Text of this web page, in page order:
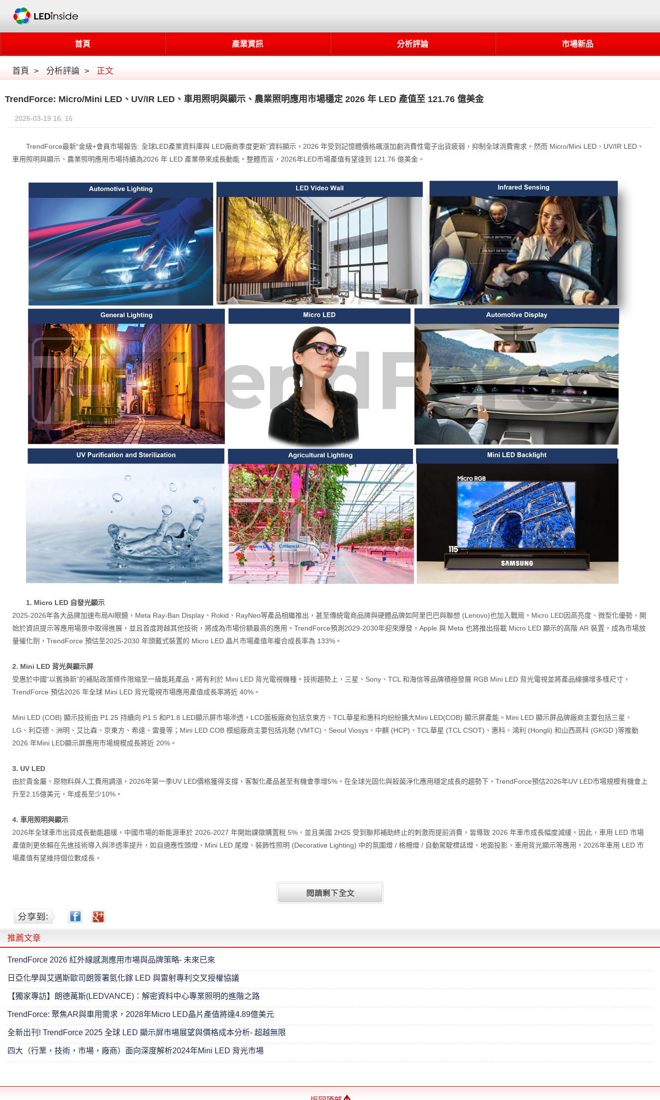
市場新品
分析評論
產業資訊
首頁
首頁 > 分析評論 > 正文
TrendForce: Micro/Mini LED、UV/IR LED、車用照明與顯示、農業照明應用市場穩定 2026 年 LED 產值至 121.76 億美金
2026-03-19 16: 16
TrendForce最新“金級+會員市場報告: 全球LED產業資料庫與 LED廠商季度更新”資料顯示，2026 年受到記憶體價格飆漲加劇消費性電子出貨疲弱，抑制全球消費需求。然而 Micro/Mini LED、UV/IR LED、
車用照明與顯示、農業照明應用市場持續為2026 年 LED 產業帶來成長動能。整體而言，2026年LED市場產值有望達到 121.76 億美金。
1. Micro LED 自發光顯示
2025-2026年各大品牌加速布局AI眼鏡，Meta Ray-Ban Display、Rokid、RayNeo等產品相繼推出，甚至傳統電商品牌與硬體品牌如阿里巴巴與聯想 (Lenovo)也加入戰局。Micro LED因高亮度、微型化優勢，開
始於資訊提示等應用場景中取得進展，並且首度跨越其他技術，將成為市場份額最高的應用。TrendForce預測2029-2030年迎來爆發，Apple 與 Meta 也將推出搭載 Micro LED 顯示的高階 AR 裝置，成為市場放
量催化劑，TrendForce 預估至2025-2030 年頭戴式裝置的 Micro LED 晶片市場產值年複合成長率為 133%。
2. Mini LED 背光與顯示屏
受惠於中國“以舊換新”的補貼政策條件限縮至一級能耗產品，將有利於 Mini LED 背光電視機種。技術趨勢上，三星、Sony、TCL 和海信等品牌積極發展 RGB Mini LED 背光電視並將產品線擴增多樣尺寸，
TrendForce 預估2026 年全球 Mini LED 背光電視市場應用產值成長率將近 40%。
Mini LED (COB) 顯示技術由 P1.25 持續向 P1.5 和P1.8 LED顯示屏市場滲透，LCD面板廠商包括京東方、TCL華星和惠科均紛紛擴大Mini LED(COB) 顯示屏產能。Mini LED 顯示屏品牌廠商主要包括三星、
LG、利亞德、洲明、艾比森、京東方、希達、雷曼等；Mini LED COB 模組廠商主要包括兆馳 (VMTC)、Seoul Viosys、中麒 (HCP)、TCL華星 (TCL CSOT)、惠科、鴻利 (Hongli) 和山西高科 (GKGD )等推動
2026 年Mini LED顯示屏應用市場規模成長將近 20%。
3. UV LED
由於貴金屬、原物料與人工費用調漲，2026年第一季UV LED價格獲得支撐，客製化產品甚至有機會季增5%。在全球光固化與殺菌淨化應用穩定成長的趨勢下，TrendForce預估2026年UV LED市場規模有機會上
升至2.15億美元，年成長至少10%。
4. 車用照明與顯示
2026年全球車市出貨成長動能趨緩，中國市場的新能源車於 2026-2027 年開始課徵購置稅 5%，並且美國 2H25 受到聯邦補助終止的刺激而提前消費，皆導致 2026 年車市成長幅度減緩。因此，車用 LED 市場
產值則更依賴在先進技術導入與滲透率提升，如自適應性頭燈、Mini LED 尾燈、裝飾性照明 (Decorative Lighting) 中的氛圍燈 / 格柵燈 / 自動駕駛標誌燈、地面投影、車用背光顯示等應用，2026年車用 LED 市
場產值有望維持個位數成長。
推薦文章
TrendForce 2026 紅外線感測應用市場與品牌策略- 未來已來
日亞化學與艾邁斯歐司朗簽署氮化鎵 LED 與雷射專利交叉授權協議
【獨家專訪】朗德萬斯(LEDVANCE)：解密資料中心專業照明的進階之路
TrendForce: 聚焦AR與車用需求，2028年Micro LED晶片產值將達4.89億美元
全新出刊! TrendForce 2025 全球 LED 顯示屏市場展望與價格成本分析- 超越無限
四大（行業，技術，市場，廠商）面向深度解析2024年Mini LED 背光市場